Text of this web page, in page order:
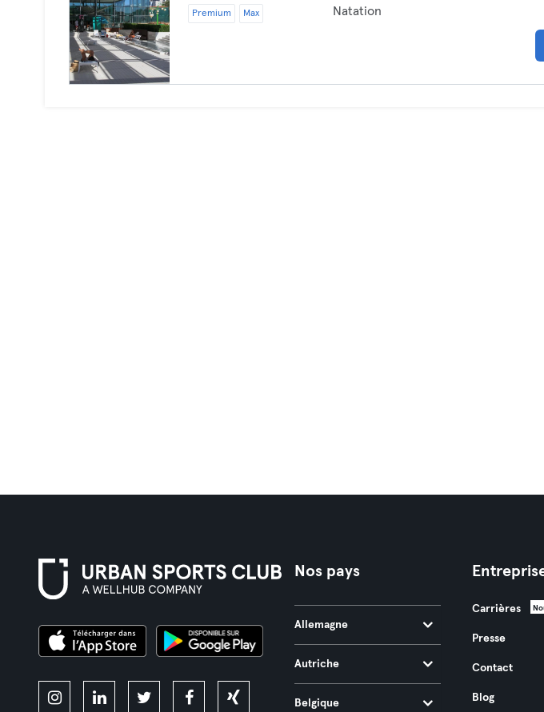
Premium Max Natation
Nos pays
Allemagne
Autriche
Belgique
Carrières
Presse
Contact
Blog